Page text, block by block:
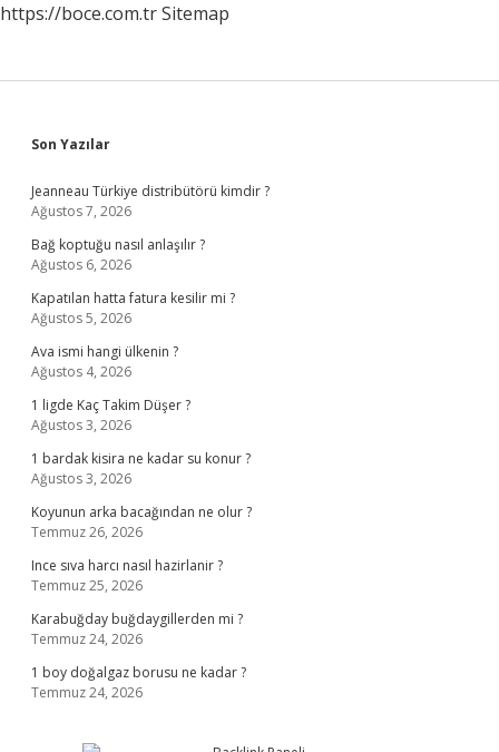
https://boce.com.trSitemap
Sidebar
Son Yazılar
Jeanneau Türkiye distribütörü kimdir ?
Ağustos 7, 2026
Bağ koptuğu nasıl anlaşılır ?
Ağustos 6, 2026
Kapatılan hatta fatura kesilir mi ?
Ağustos 5, 2026
Ava ismi hangi ülkenin ?
Ağustos 4, 2026
1 ligde Kaç Takim Düşer ?
Ağustos 3, 2026
1 bardak kisira ne kadar su konur ?
Ağustos 3, 2026
Koyunun arka bacağından ne olur ?
Temmuz 26, 2026
Ince sıva harcı nasıl hazirlanir ?
Temmuz 25, 2026
Karabuğday buğdaygillerden mi ?
Temmuz 24, 2026
1 boy doğalgaz borusu ne kadar ?
Temmuz 24, 2026